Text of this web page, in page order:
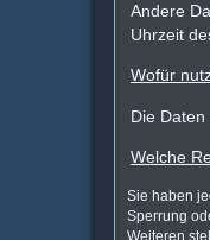
Andere
Uhrzeit
Wofür
Die
Welche
Sie haben
Sperrung
Weiteren